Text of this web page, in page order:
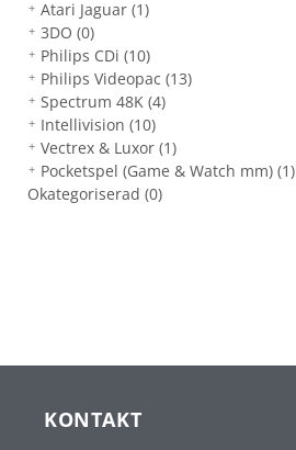
Atari Jaguar(1)
3DO(0)
Philips CDi(10)
Philips Videopac(13)
Spectrum 48K(4)
Intellivision(10)
Vectrex & Luxor(1)
Pocketspel (Game & Watch mm)(1)
Okategoriserad (0)
KONTAKT